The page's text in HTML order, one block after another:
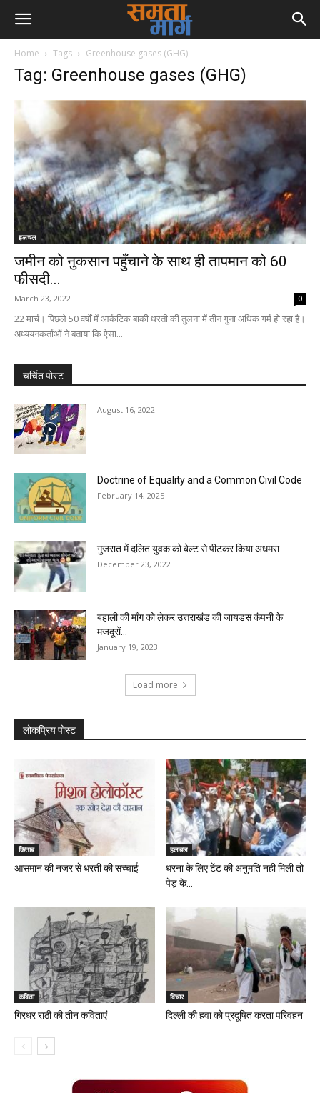
Home Tags Greenhouse gases (GHG)
Tag: Greenhouse gases (GHG)
हलचल
जमीन को नुकसान पहुँचाने के साथ ही तापमान को 60
फीसदी...
March 23, 2022 0
22 मार्च। पिछले 50 वर्षों में आर्कटिक बाकी धरती की तुलना में तीन गुना अधिक गर्म हो रहा है।
अध्ययनकर्ताओं ने बताया कि ऐसा...
चर्चित पोस्ट
August 16, 2022
Doctrine of Equality and a Common Civil Code
February 14, 2025
गुजरात में दलित युवक को बेल्ट से पीटकर किया अधमरा
December 23, 2022
बहाली की माँग को लेकर उत्तराखंड की जायडस कंपनी के
मजदूरों...
January 19, 2023
Load more
लोकप्रिय पोस्ट
किताब
आसमान की नजर से धरती की सच्चाई
हलचल
धरना के लिए टेंट की अनुमति नही मिली तो
पेड़ के...
कविता
गिरधर राठी की तीन कविताएं
विचार
दिल्ली की हवा को प्रदूषित करता परिवहन